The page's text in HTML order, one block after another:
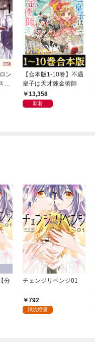
ン
【合本版1-10巻】不遇
皇子は天才錬金術師
13,358
新着
分
チェンジリベンジ01
792
試読増量